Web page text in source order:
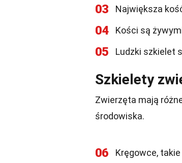
03 Największa
04 Kości są
05 Ludzki szkielet
Szkielety
Zwierzęta mają
środowiska.
06
Kręgowce,